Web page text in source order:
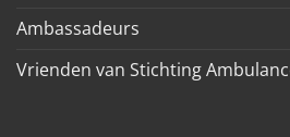
Ambassadeurs
Vrienden van Stichting